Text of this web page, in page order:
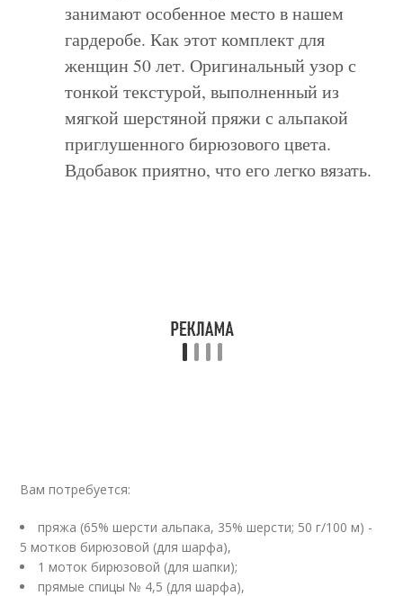
занимают особенное место в нашем
гардеробе. Как этот комплект для
женщин 50 лет. Оригинальный узор с
тонкой текстурой, выполненный из
мягкой шерстяной пряжи с альпакой
приглушенного бирюзового цвета.
Вдобавок приятно, что его легко вязать.
Вам потребуется:
пряжа (65% шерсти альпака, 35% шерсти; 50 г/100 м) -
5 мотков бирюзовой (для шарфа),
1 моток бирюзовой (для шапки);
прямые спицы № 4,5 (для шарфа),